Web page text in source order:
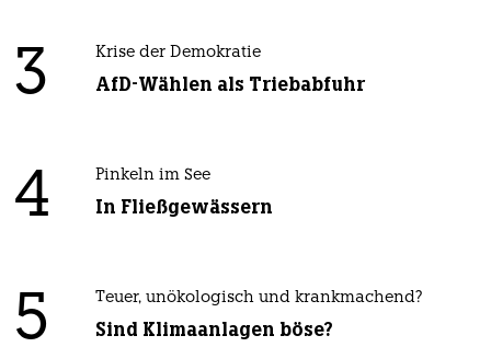
3 Krise der Demokratie
AfD-Wählen als Triebabfuhr
4 Pinkeln im See
In Fließgewässern
5 Teuer, unökologisch und krankmachend?
Sind Klimaanlagen böse?